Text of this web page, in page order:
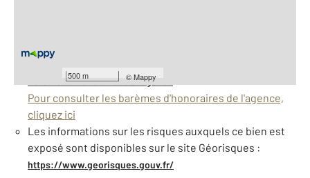
500 m ©Mappy
À savoir
Barèmes d'honoraires de l'agence
Pour consulter les barèmes d'honoraires de l'agence,
cliquez ici
Les informations sur les risques auxquels ce bien est
exposé sont disponibles sur le site Géorisques :
https://www.georisques.gouv.fr/